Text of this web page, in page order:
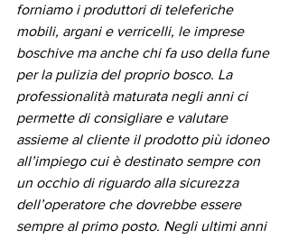
forniamo i produttori di teleferiche
mobili, argani e verricelli, le imprese
boschive ma anche chi fa uso della fune
per la pulizia del proprio bosco. La
professionalità maturata negli anni ci
permette di consigliare e valutare
assieme al cliente il prodotto più idoneo
all’impiego cui è destinato sempre con
un occhio di riguardo alla sicurezza
dell’operatore che dovrebbe essere
sempre al primo posto. Negli ultimi anni